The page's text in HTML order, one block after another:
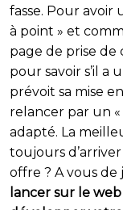
fasse. Pour avoir
à point » et
page de prise
pour savoir s’il a
prévoit sa mise
relancer par un
adapté. La
toujours
offre ? A vous de
lancer sur le